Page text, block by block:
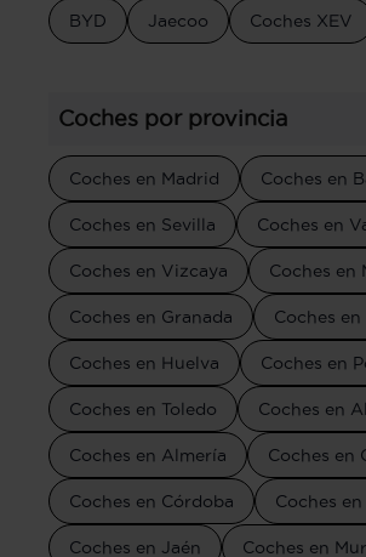
BYD Jaecoo Coches XEV
Coches por provincia
Coches en Madrid Coches en
Coches en Sevilla Coches en
Coches en Vizcaya Coches en
Coches en Granada Coches
Coches en Huelva Coches en
Coches en Toledo Coches en
Coches en Almería Coches en
Coches en Córdoba Coches
Coches en Jaén Coches en